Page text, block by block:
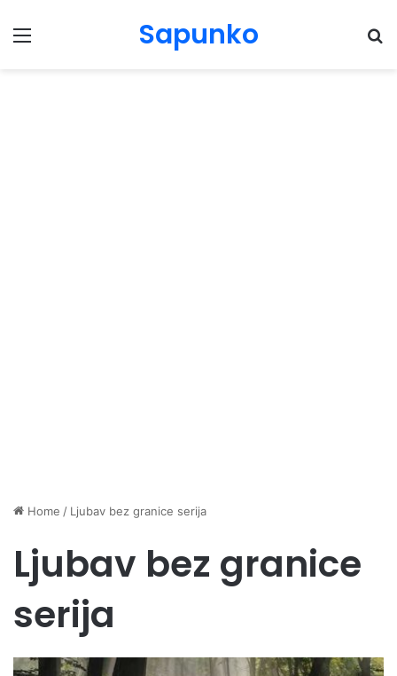
Menu Sapunko
Home / Ljubav bez granice serija
Ljubav bez granice
serija